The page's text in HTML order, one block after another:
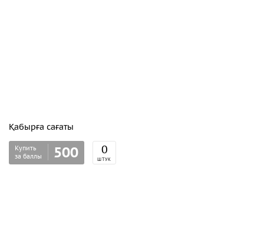
Қабырға сағаты
Купить
за баллы
500 0
ШТУК